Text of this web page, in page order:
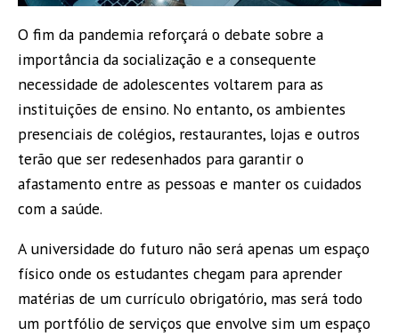
O fim da pandemia reforçará o debate sobre a
importância da socialização e a consequente
necessidade de adolescentes voltarem para as
instituições de ensino. No entanto, os ambientes
presenciais de colégios, restaurantes, lojas e outros
terão que ser redesenhados para garantir o
afastamento entre as pessoas e manter os cuidados
com a saúde.
A universidade do futuro não será apenas um espaço
físico onde os estudantes chegam para aprender
matérias de um currículo obrigatório, mas será todo
um portfólio de serviços que envolve sim um espaço